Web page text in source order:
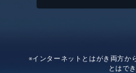
※インターネットとはがき両方か
とはで